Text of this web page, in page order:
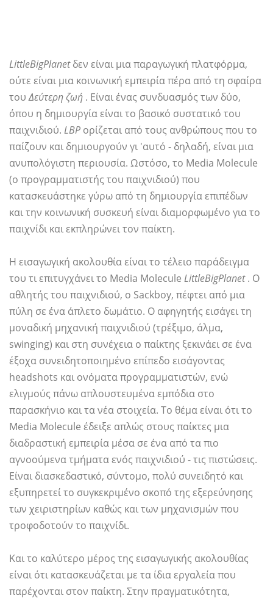
LittleBigPlanetδεν είναι μια παραγωγική πλατφόρμα,
ούτε είναι μια κοινωνική εμπειρία πέρα ​​από τη σφαίρα
τουΔεύτερη ζωή . Είναι ένας συνδυασμός των δύο,
όπου η δημιουργία είναι το βασικό συστατικό του
παιχνιδιού. LBP ορίζεται από τους ανθρώπους που το
παίζουν και δημιουργούν γι 'αυτό - δηλαδή, είναι μια
ανυπολόγιστη περιουσία. Ωστόσο, το Media Molecule
(ο προγραμματιστής του παιχνιδιού) που
κατασκευάστηκε γύρω από τη δημιουργία επιπέδων
και την κοινωνική συσκευή είναι διαμορφωμένο για το
παιχνίδι και εκπληρώνει τον παίκτη.
Η εισαγωγική ακολουθία είναι το τέλειο παράδειγμα
του τι επιτυγχάνει το Media Molecule LittleBigPlanet. Ο
αθλητής του παιχνιδιού, ο Sackboy, πέφτει από μια
πύλη σε ένα άπλετο δωμάτιο. Ο αφηγητής εισάγει τη
μοναδική μηχανική παιχνιδιού (τρέξιμο, άλμα,
swinging) και στη συνέχεια ο παίκτης ξεκινάει σε ένα
έξοχα συνειδητοποιημένο επίπεδο εισάγοντας
headshots και ονόματα προγραμματιστών, ενώ
ελιγμούς πάνω απλουστευμένα εμπόδια στο
παρασκήνιο και τα νέα στοιχεία. Το θέμα είναι ότι το
Media Molecule έδειξε απλώς στους παίκτες μια
διαδραστική εμπειρία μέσα σε ένα από τα πιο
αγνοούμενα τμήματα ενός παιχνιδιού - τις πιστώσεις.
Είναι διασκεδαστικό, σύντομο, πολύ συνειδητό και
εξυπηρετεί το συγκεκριμένο σκοπό της εξερεύνησης
των χειριστηρίων καθώς και των μηχανισμών που
τροφοδοτούν το παιχνίδι.
Και το καλύτερο μέρος της εισαγωγικής ακολουθίας
είναι ότι κατασκευάζεται με τα ίδια εργαλεία που
παρέχονται στον παίκτη. Στην πραγματικότητα,